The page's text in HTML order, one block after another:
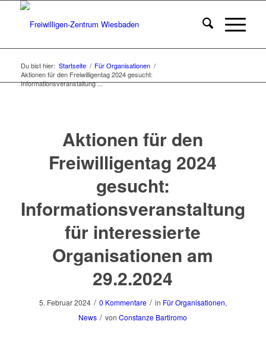
Du bist hier: Startseite / Für Organisationen /
Aktionen für den Freiwilligentag 2024 gesucht:
Informationsveranstaltung ...
Aktionen für den
Freiwilligentag 2024
gesucht:
Informationsveranstaltung
für interessierte
Organisationen am
29.2.2024
5. Februar 2024 / 0 Kommentare / in Für Organisationen,
News / vonConstanze Bartiromo